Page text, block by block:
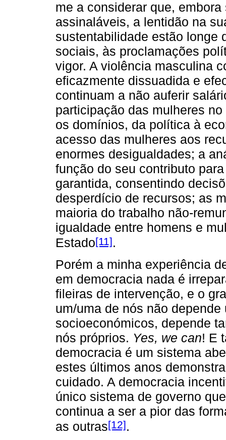
me a considerar que,
assinaláveis, a lentidão na
sustentabilidade estão longe
sociais, às proclamações
vigor. A violência masculina
eficazmente dissuadida e
continuam a não auferir
participação das mulheres
os domínios, da política à
acesso das mulheres aos
enormes desigualdades; a
função do seu contributo
garantida, consentindo
desperdício de recursos; as
maioria do trabalho não-
igualdade entre homens e
Estado[11].
Porém a minha experiência
em democracia nada é
fileiras de intervenção, e o
um/uma de nós não
socioeconómicos, depende
nós próprios. Yes, we can! E
democracia é um sistema
estes últimos anos
cuidado. A democracia
único sistema de governo
continua a ser a pior das
as outras[12].